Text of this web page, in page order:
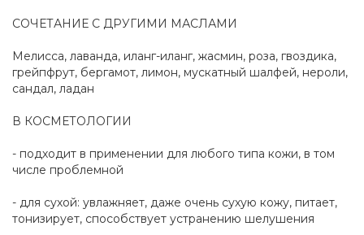
СОЧЕТАНИЕ С ДРУГИМИ МАСЛАМИ
Мелисса, лаванда, иланг-иланг, жасмин, роза, гвоздика,
грейпфрут, бергамот, лимон, мускатный шалфей, нероли,
сандал, ладан
В КОСМЕТОЛОГИИ
- подходит в применении для любого типа кожи, в том
числе проблемной
- для сухой: увлажняет, даже очень сухую кожу, питает,
тонизирует, способствует устранению шелушения